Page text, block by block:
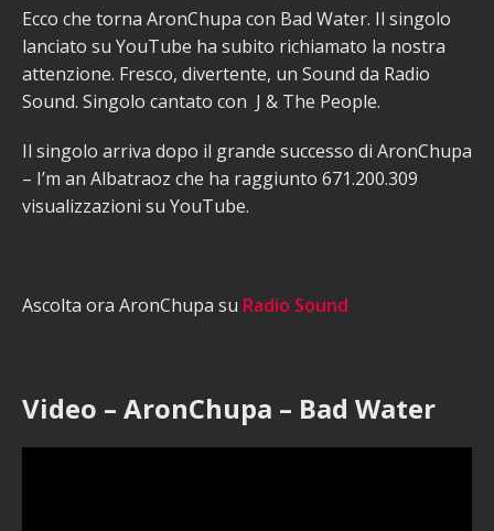
Ecco che torna AronChupa con Bad Water. Il singolo
lanciato su YouTube ha subito richiamato la nostra
attenzione. Fresco, divertente, un Sound da Radio
Sound. Singolo cantato con J & The People.
Il singolo arriva dopo il grande successo di AronChupa
– I’m an Albatraoz che ha raggiunto 671.200.309
visualizzazioni su YouTube.
Ascolta ora AronChupa su Radio Sound
Video – AronChupa – Bad Water